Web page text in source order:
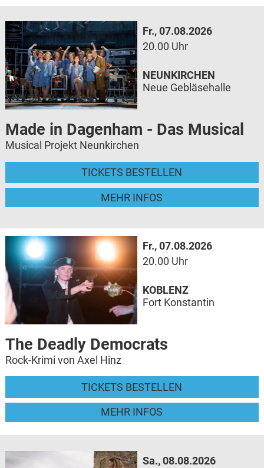
Fr., 07.08.2026
20.00 Uhr
Made in Dagenham - Das Musical
Musical Projekt Neunkirchen
TICKETS BESTELLEN
MEHR INFOS
NEUNKIRCHEN
Neue Gebläsehalle
Fr., 07.08.2026
20.00 Uhr
The Deadly Democrats
Rock-Krimi von Axel Hinz
TICKETS BESTELLEN
MEHR INFOS
KOBLENZ
Fort Konstantin
Sa., 08.08.2026